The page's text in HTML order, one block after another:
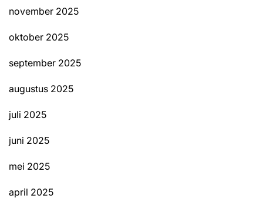
november 2025
oktober 2025
september 2025
augustus 2025
juli 2025
juni 2025
mei 2025
april 2025